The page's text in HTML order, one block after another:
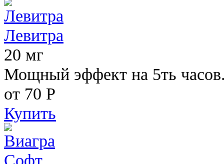
Левитра
20 мг
Мощный эффект на 5ть
от 70 Р
Купить